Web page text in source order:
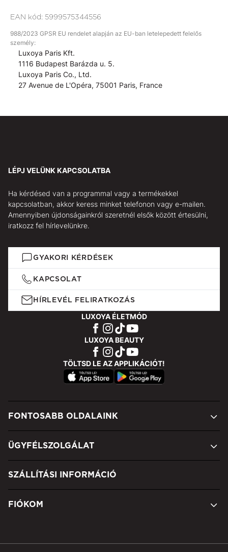
EAN kód: 5999575344556
988/2023 GPSR EU rendelet alapján az EU-ban letelepedett felelős
személy:
Luxoya Paris Kft.
1116 Budapest Barázda u. 5.
Luxoya Paris Co., Ltd.
27 Avenue de L'Opéra, 75001 Paris, France
LÉPJ VELÜNK KAPCSOLATBA
Ha kérdésed van a programmal vagy a termékekkel
kapcsolatban, akkor keress minket telefonon vagy e-mailen.
Amennyiben újdonságainkról szeretnél elsők között értesülni,
iratkozz fel hírlevelünkre.
GYAKORI KÉRDÉSEK
KAPCSOLAT
HÍRLEVÉL FELIRATKOZÁS
LUXOYA ÉLETMÓD
LUXOYA BEAUTY
TÖLTSD LE AZ APPLIKÁCIÓT!
FONTOSABB OLDALAINK
ÜGYFÉLSZOLGÁLAT
SZÁLLÍTÁSI INFORMÁCIÓ
FIÓKOM